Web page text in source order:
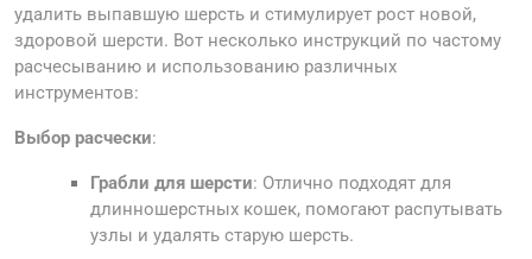
удалить выпавшую шерсть и стимулирует рост новой,
здоровой шерсти. Вот несколько инструкций по частому
расчесыванию и использованию различных
инструментов:
Выбор расчески:
Грабли для шерсти: Отлично подходят для
длинношерстных кошек, помогают распутывать
узлы и удалять старую шерсть.